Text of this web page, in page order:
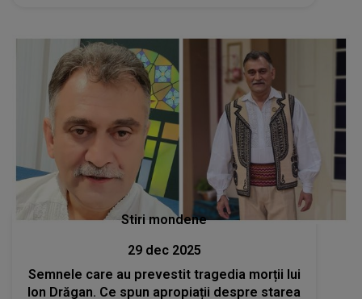
Stiri mondene
29 dec 2025
Semnele care au prevestit tragedia morții lui
Ion Drăgan. Ce spun apropiații despre starea